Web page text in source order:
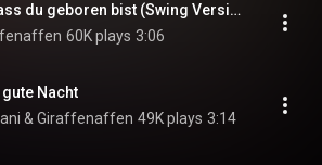
Wie schön, dass du geboren bist (Swing Version)
60K plays 3:06
gute Nacht
& Giraffenaffen 49K plays 3:14